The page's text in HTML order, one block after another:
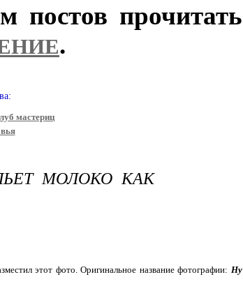
прочитать
.
мастериц
МОЛОКО КАК
этот фото. Оригинальное название фотографии: Ну